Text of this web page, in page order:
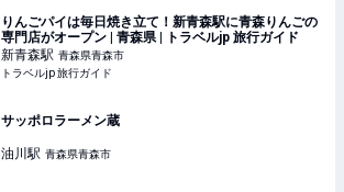
りんごパイは毎日焼き立て！新青森駅に青森りんごの
専門店がオープン | 青森県 | トラベルjp 旅行ガイド
新青森駅 青森県青森市
トラベルjp 旅行ガイド
サッポロラーメン蔵
油川駅 青森県青森市